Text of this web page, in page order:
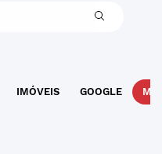
IMÓVEIS GOOGLE